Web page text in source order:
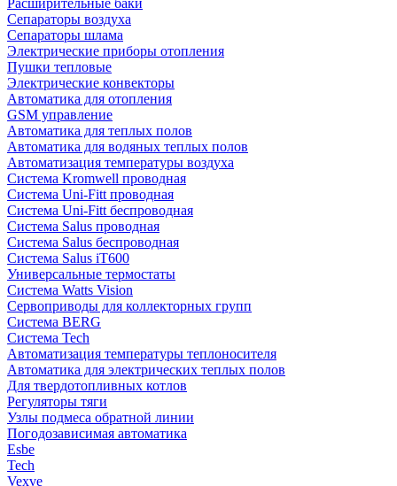
Сепараторы воздуха
Сепараторы шлама
Электрические приборы отопления
Пушки тепловые
Электрические конвекторы
Автоматика для отопления
GSM управление
Автоматика для теплых полов
Автоматика для водяных теплых полов
Автоматизация температуры воздуха
Система Kromwell проводная
Система Uni-Fitt проводная
Система Uni-Fitt беспроводная
Система Salus проводная
Система Salus беспроводная
Система Salus iT600
Универсальные термостаты
Система Watts Vision
Сервоприводы для коллекторных групп
Система BERG
Система Tech
Автоматизация температуры теплоносителя
Автоматика для электрических теплых полов
Для твердотопливных котлов
Регуляторы тяги
Узлы подмеса обратной линии
Погодозависимая автоматика
Esbe
Tech
Vexve